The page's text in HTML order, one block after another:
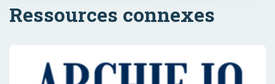
Ressources connexes